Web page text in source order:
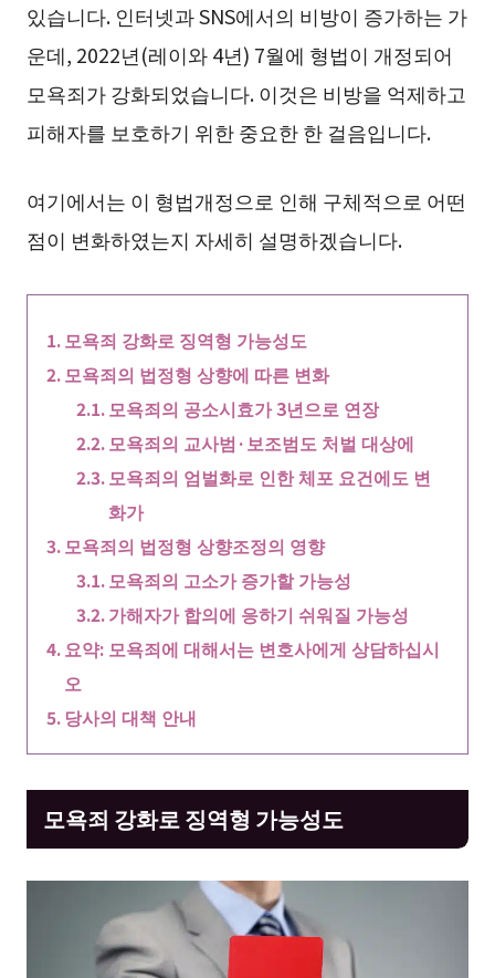
있습니다. 인터넷과 SNS에서의 비방이 증가하는 가
운데, 2022년(레이와 4년) 7월에 형법이 개정되어
모욕죄가 강화되었습니다. 이것은 비방을 억제하고
피해자를 보호하기 위한 중요한 한 걸음입니다.
여기에서는 이 형법개정으로 인해 구체적으로 어떤
점이 변화하였는지 자세히 설명하겠습니다.
모욕죄 강화로 징역형 가능성도
모욕죄의 법정형 상향에 따른 변화
모욕죄의 공소시효가 3년으로 연장
모욕죄의 교사범·보조범도 처벌 대상에
모욕죄의 엄벌화로 인한 체포 요건에도 변
화가
모욕죄의 법정형 상향조정의 영향
모욕죄의 고소가 증가할 가능성
가해자가 합의에 응하기 쉬워질 가능성
요약: 모욕죄에 대해서는 변호사에게 상담하십시
오
당사의 대책 안내
모욕죄 강화로 징역형 가능성도